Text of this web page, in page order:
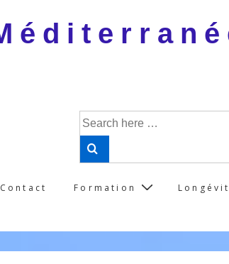
Search
for:
Contact Formation